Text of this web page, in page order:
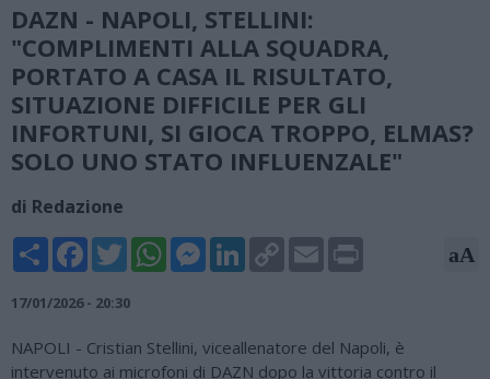
DAZN - NAPOLI, STELLINI:
"COMPLIMENTI ALLA SQUADRA,
PORTATO A CASA IL RISULTATO,
SITUAZIONE DIFFICILE PER GLI
INFORTUNI, SI GIOCA TROPPO, ELMAS?
SOLO UNO STATO INFLUENZALE"
di Redazione
Share FacebookTwitterWhatsAppMessengerLinkedInCopy
Link
Email aA
17/01/2026 - 20:30
NAPOLI - Cristian Stellini, viceallenatore del Napoli, è
intervenuto ai microfoni di DAZN dopo la vittoria contro il